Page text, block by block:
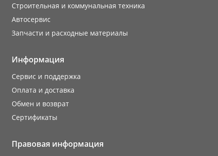
Строительная и коммунальная техника
Автосервис
Запчасти и расходные материалы
Информация
Сервис и поддержка
Оплата и доставка
Обмен и возврат
Сертификаты
Правовая информация